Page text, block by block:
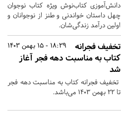
دانش‌آموزی کتاب‌نوش ویژه کتاب نوجوان
چهل داستان خواندنی و طنز از نوجوانان و
اولین درآمد زندگی‌شان.
18:29 - 15 بهمن 1403
تخفیف فجرانه
کتاب به مناسبت دهه فجر آغاز
شد
تخفیف فجرانه کتاب به مناسبت دهه فجر
تا ۲۲ بهمن ۱۴۰۳ می‌باشد.